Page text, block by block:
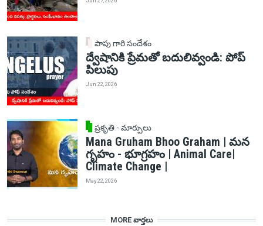
పాపు గారి సందేశం
ద్వేషానికి ప్రేమతో బదులివ్వండి: పోప్
పిలుపు
Jun 22, 2026
ప్రకృతి - మార్పులు
Mana Gruham Bhoo Graham | మన
గృహం - భూగ్రహం | Animal Care|
Climate Change |
May 22, 2026
MORE వార్తలు